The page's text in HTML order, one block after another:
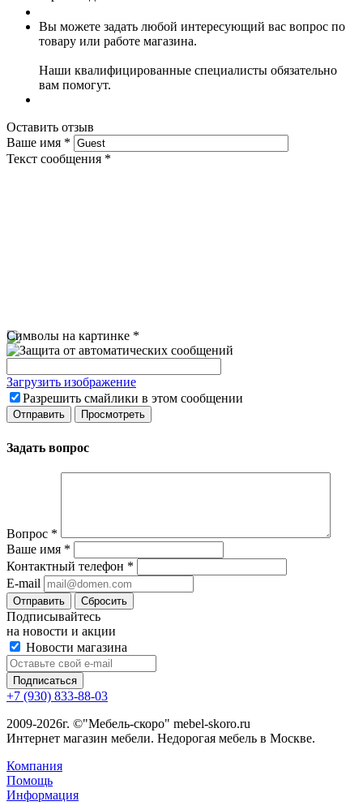
Вы можете задать любой интересующий вас вопрос по
товару или работе магазина.
Наши квалифицированные специалисты обязательно
вам помогут.
Оставить отзыв
Ваше имя *
Текст сообщения *
Символы на картинке *
Загрузить изображение
Разрешить смайлики в этом сообщении
Задать вопрос
Вопрос *
Ваше имя *
Контактный телефон *
E-mail
Сбросить
Подписывайтесь
на новости и акции
Новости магазина
+7 (930) 833-88-03
2009-2026г. ©"Мебель-скоро" mebel-skoro.ru
Интернет магазин мебели. Недорогая мебель в Москве.
Компания
Помощь
Информация